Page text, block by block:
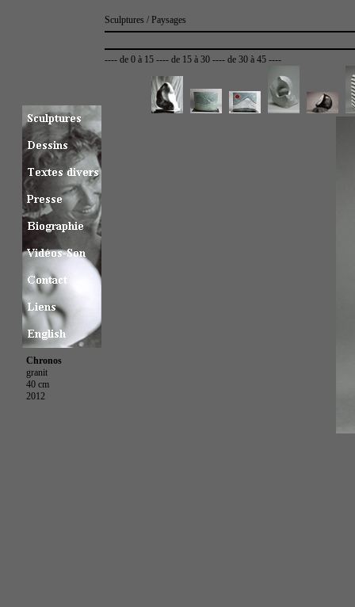
Sculptures / Paysages
---- de 0 à 15 ---- de 15 à 30 ---- de 30 à 45 ----
Chronos
granit
40 cm
2012